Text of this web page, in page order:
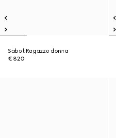
Sabot Ragazzo donna
€ 820